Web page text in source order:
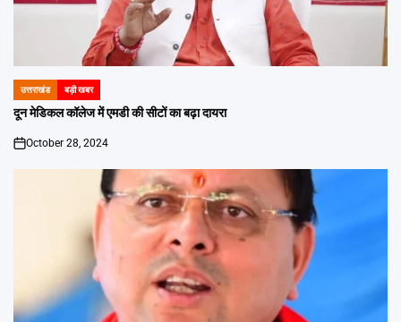
POSTED
IN
उत्तराखंड बड़ी खबर
दून मेडिकल कॉलेज में एमडी की सीटों का बढ़ा दायरा
on
October 28, 2024